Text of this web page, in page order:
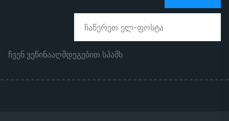
ჩვენ ვეწინააღმდეგებით სპამს